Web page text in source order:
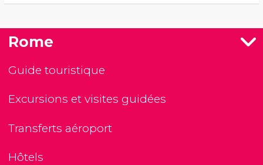
Rome
Guide touristique
Excursions et visites guidées
Transferts aéroport
Hôtels